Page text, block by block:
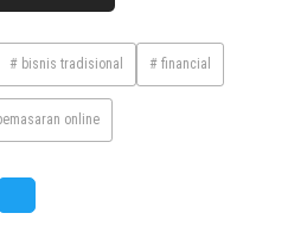
# bisnis tradisional # financial
online